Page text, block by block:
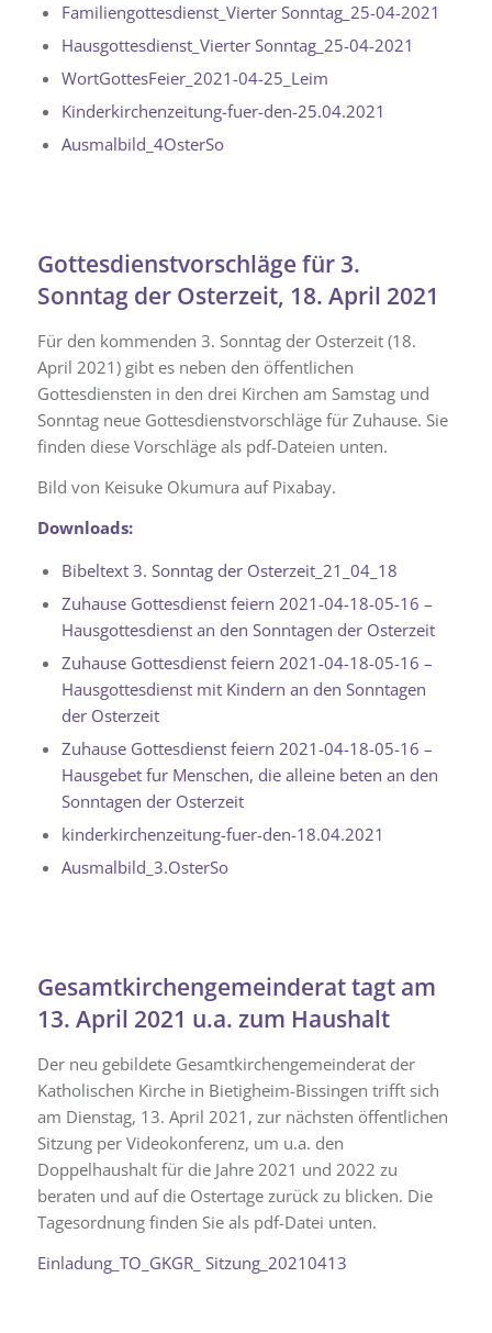
Familiengottesdienst_Vierter Sonntag_25-04-2021
Hausgottesdienst_Vierter Sonntag_25-04-2021
WortGottesFeier_2021-04-25_Leim
Kinderkirchenzeitung-fuer-den-25.04.2021
Ausmalbild_4OsterSo
Gottesdienstvorschläge für 3.
Sonntag der Osterzeit, 18. April 2021
Für den kommenden 3. Sonntag der Osterzeit (18.
April 2021) gibt es neben den öffentlichen
Gottesdiensten in den drei Kirchen am Samstag und
Sonntag neue Gottesdienstvorschläge für Zuhause. Sie
finden diese Vorschläge als pdf-Dateien unten.
Bild von Keisuke Okumura auf Pixabay.
Downloads:
Bibeltext 3. Sonntag der Osterzeit_21_04_18
Zuhause Gottesdienst feiern 2021-04-18-05-16 –
Hausgottesdienst an den Sonntagen der Osterzeit
Zuhause Gottesdienst feiern 2021-04-18-05-16 –
Hausgottesdienst mit Kindern an den Sonntagen
der Osterzeit
Zuhause Gottesdienst feiern 2021-04-18-05-16 –
Hausgebet fur Menschen, die alleine beten an den
Sonntagen der Osterzeit
kinderkirchenzeitung-fuer-den-18.04.2021
Ausmalbild_3.OsterSo
Gesamtkirchengemeinderat tagt am
13. April 2021 u.a. zum Haushalt
Der neu gebildete Gesamtkirchengemeinderat der
Katholischen Kirche in Bietigheim-Bissingen trifft sich
am Dienstag, 13. April 2021, zur nächsten öffentlichen
Sitzung per Videokonferenz, um u.a. den
Doppelhaushalt für die Jahre 2021 und 2022 zu
beraten und auf die Ostertage zurück zu blicken. Die
Tagesordnung finden Sie als pdf-Datei unten.
Einladung_TO_GKGR_ Sitzung_20210413